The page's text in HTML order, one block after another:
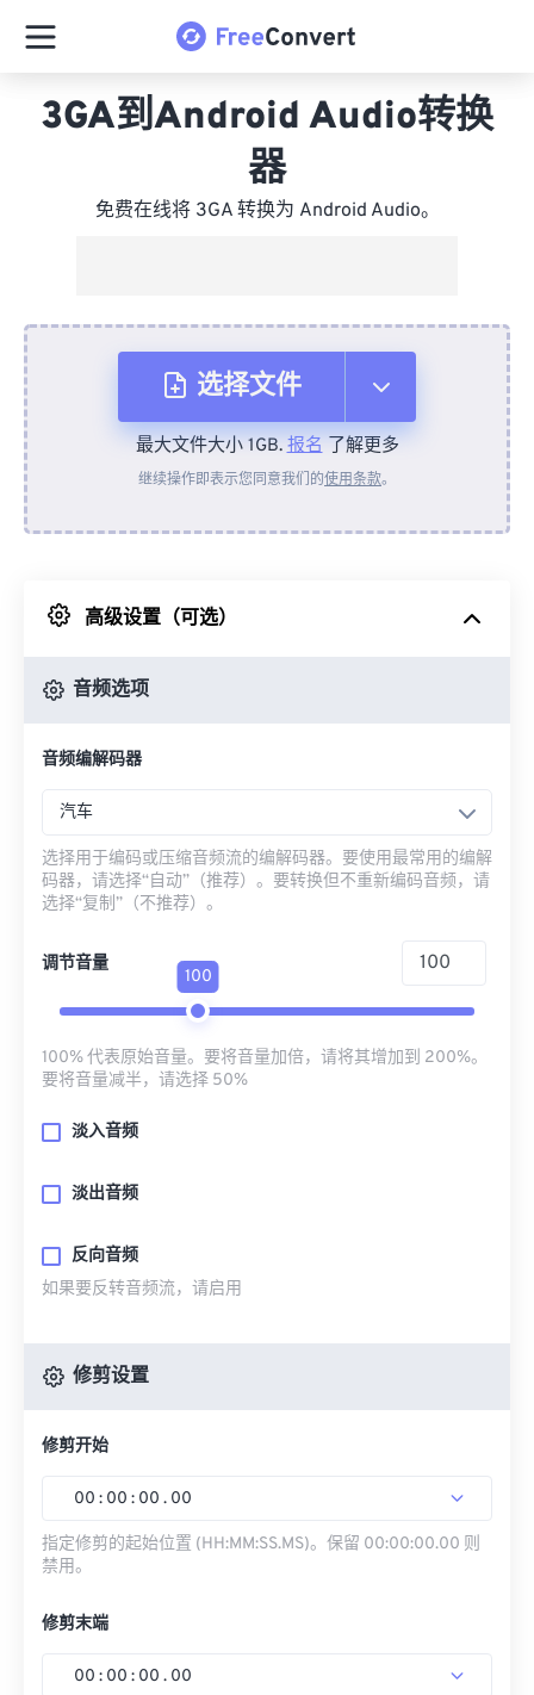
3GA到Android Audio转换
器
免费在线将 3GA 转换为 Android Audio。
选择文件
从设备
来自 Google Drive
最大文件大小 1GB.报名了解更多
继续操作即表示您同意我们的使用条款。
高级设置（可选）
音频选项
音频编解码器
汽车
选择用于编码或压缩音频流的编解码器。要使用最常用的编解
码器，请选择“自动”（推荐）。要转换但不重新编码音频，请
选择“复制”（不推荐）。
调节音量
100
100% 代表原始音量。要将音量加倍，请将其增加到 200%。
要将音量减半，请选择 50%
淡入音频
淡出音频
反向音频
如果要反转音频流，请启用
修剪设置
修剪开始
00 : 00 : 00 . 00
指定修剪的起始位置 (HH:MM:SS.MS)。保留 00:00:00.00 则
禁用。
修剪末端
00 : 00 : 00 . 00